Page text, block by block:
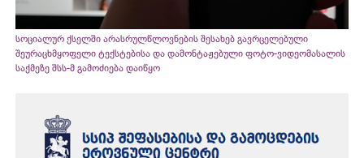
სოციალურ ქსელში არასრულწლოვნების შესახებ გავრცელებული
შეურაცხმყოფელი ტექსტებისა და დამონტაჟებული ფოტო-ვიდეომასალის
საქმეზე შსს-მ გამოძიება დაიწყო